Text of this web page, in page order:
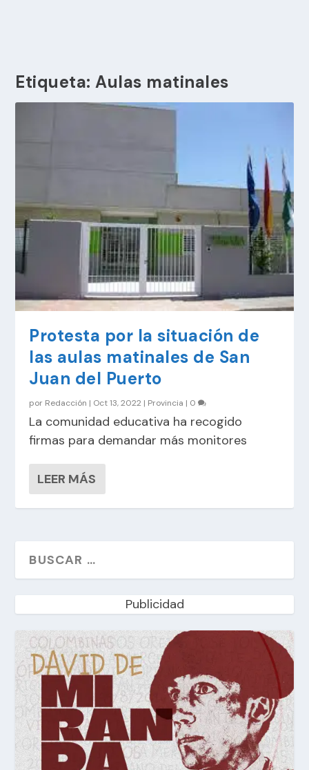
Etiqueta:Aulas matinales
Protesta por la situación de
las aulas matinales de San
Juan del Puerto
por Redacción | Oct 13, 2022 | Provincia | 0
La comunidad educativa ha recogido
firmas para demandar más monitores
LEER MÁS
Publicidad